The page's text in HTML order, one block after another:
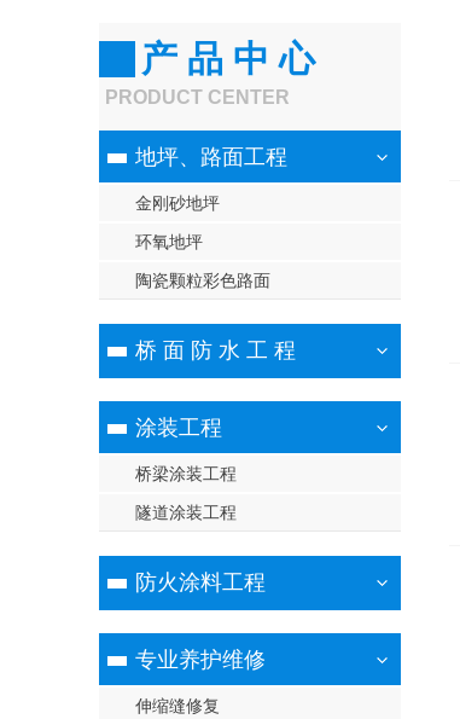
产 品 中 心
PRODUCT CENTER
地坪、路面工程
金刚砂地坪
环氧地坪
陶瓷颗粒彩色路面
桥 面 防 水 工 程
涂装工程
桥梁涂装工程
隧道涂装工程
防火涂料工程
专业养护维修
伸缩缝修复